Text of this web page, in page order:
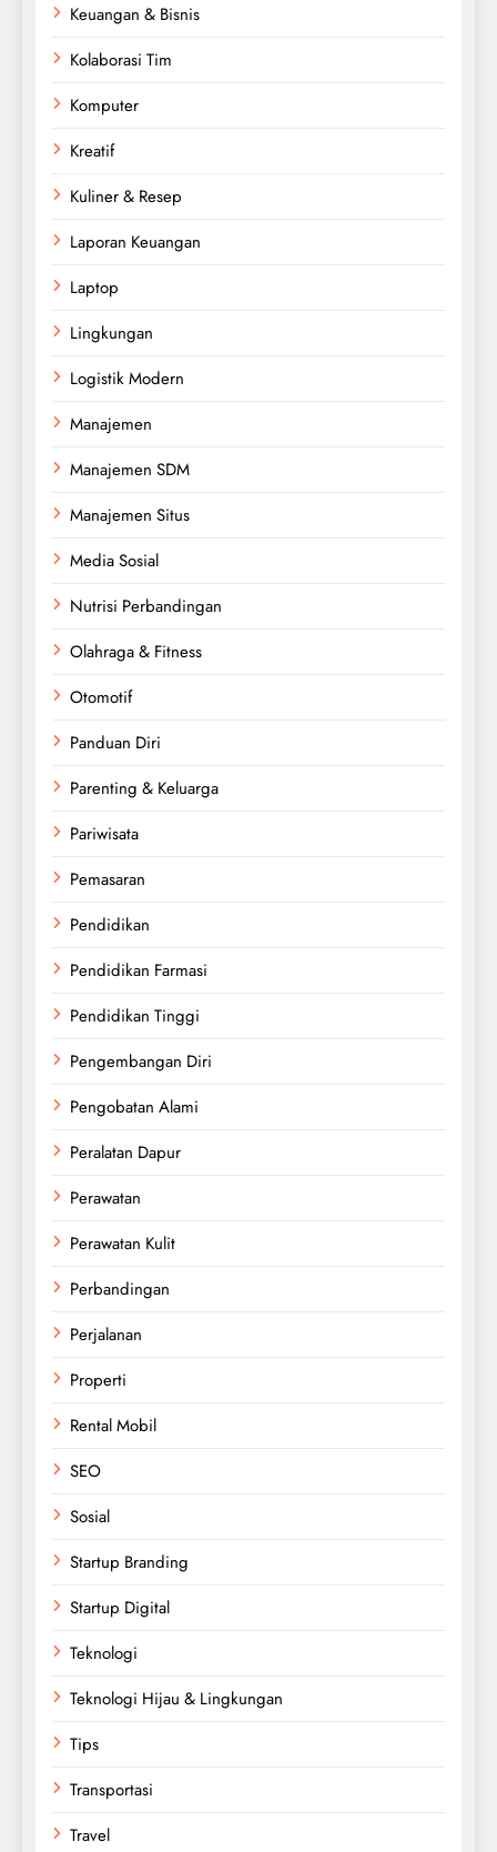
Keuangan & Bisnis
Kolaborasi Tim
Komputer
Kreatif
Kuliner & Resep
Laporan Keuangan
Laptop
Lingkungan
Logistik Modern
Manajemen
Manajemen SDM
Manajemen Situs
Media Sosial
Nutrisi Perbandingan
Olahraga & Fitness
Otomotif
Panduan Diri
Parenting & Keluarga
Pariwisata
Pemasaran
Pendidikan
Pendidikan Farmasi
Pendidikan Tinggi
Pengembangan Diri
Pengobatan Alami
Peralatan Dapur
Perawatan
Perawatan Kulit
Perbandingan
Perjalanan
Properti
Rental Mobil
SEO
Sosial
Startup Branding
Startup Digital
Teknologi
Teknologi Hijau & Lingkungan
Tips
Transportasi
Travel